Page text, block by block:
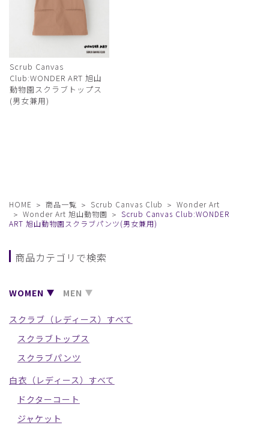
Scrub Canvas
Club:WONDER ART 旭山
動物園スクラブトップス
(男女兼用)
HOME 商品一覧 Scrub Canvas Club
Wonder Art
Wonder Art 旭山動物園
Scrub Canvas Club:WONDER
ART 旭山動物園スクラブパンツ(男女兼用)
商品カテゴリで検索
WOMEN MEN
スクラブ（レディース）すべて
スクラブトップス
スクラブパンツ
白衣（レディース）すべて
ドクターコート
ジャケット